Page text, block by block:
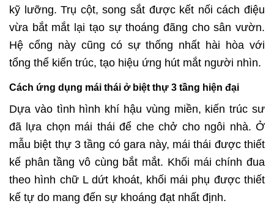
kỹ lưỡng. Trụ cột, song sắt được kết nối cách điệu
vừa bắt mắt lại tạo sự thoáng đãng cho sân vườn.
Hệ cổng này cũng có sự thống nhất hài hòa với
tổng thể kiến trúc, tạo hiệu ứng hút mắt người nhìn.
Cách ứng dụng mái thái ở biệt thự 3 tầng hiện đại
Dựa vào tình hình khí hậu vùng miền, kiến trúc sư
đã lựa chọn mái thái để che chở cho ngôi nhà. Ở
mẫu biệt thự 3 tầng có gara này, mái thái được thiết
kế phân tầng vô cùng bắt mắt. Khối mái chính đua
theo hình chữ L dứt khoát, khối mái phụ được thiết
kế tự do mang đến sự khoáng đạt nhất định.